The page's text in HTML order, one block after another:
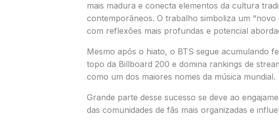
mais madura e conecta elementos da cultura
contemporâneos. O trabalho simboliza um
com reflexões mais profundas e potencial
Mesmo após o hiato, o BTS segue acumulando
topo da Billboard 200 e domina rankings de
como um dos maiores nomes da música mundial.
Grande parte desse sucesso se deve ao
das comunidades de fãs mais organizadas e